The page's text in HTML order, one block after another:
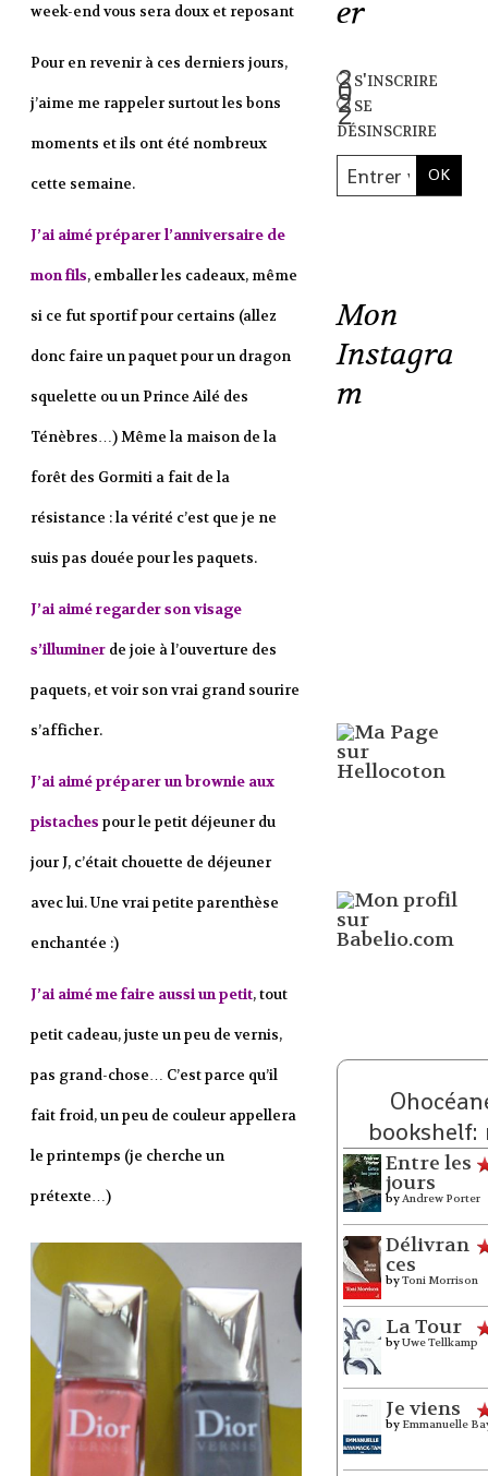
week-end vous sera doux et reposant
Pour en revenir à ces derniers jours,
j’aime me rappeler surtout les bons
moments et ils ont été nombreux
cette semaine.
J’ai aimé préparer l’anniversaire de
mon fils, emballer les cadeaux, même
si ce fut sportif pour certains (allez
donc faire un paquet pour un dragon
squelette ou un Prince Ailé des
Ténèbres…) Même la maison de la
forêt des Gormiti a fait de la
résistance : la vérité c’est que je ne
suis pas douée pour les paquets.
J’ai aimé regarder son visage
s’illuminerde joie à l’ouverture des
paquets, et voir son vrai grand sourire
s’afficher.
J’ai aimé préparer un brownie aux
pistaches pour le petit déjeuner du
jour J, c’était chouette de déjeuner
avec lui. Une vrai petite parenthèse
enchantée :)
J’ai aimé me faire aussi un petit, tout
petit cadeau, juste un peu de vernis,
pas grand-chose… C’est parce qu’il
fait froid, un peu de couleur appellera
le printemps (je cherche un
prétexte…)
er
s'inscrire
se
désinscrire
Mon
Instagra
m
bookshelf:
Entre les
jours
byAndrew Porter
Délivran
ces
byToni Morrison
La Tour
byUwe Tellkamp
Je viens
by Emmanuelle